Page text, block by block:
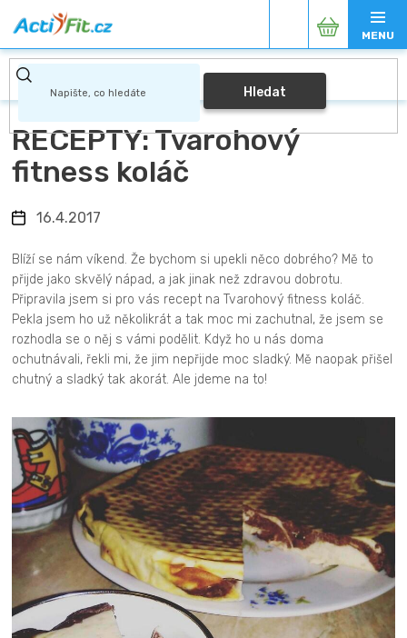
na
obsah
Hledat
Nákupní
košík
RECEPTY: Tvarohový
fitness koláč
16.4.2017
Blíží se nám víkend. Že bychom si upekli něco dobrého? Mě to
přijde jako skvělý nápad, a jak jinak než zdravou dobrotu.
Připravila jsem si pro vás recept na Tvarohový fitness koláč.
Pekla jsem ho už několikrát a tak moc mi zachutnal, že jsem se
rozhodla se o něj s vámi podělit. Když ho u nás doma
ochutnávali, řekli mi, že jim nepřijde moc sladký. Mě naopak přišel
chutný a sladký tak akorát. Ale jdeme na to!